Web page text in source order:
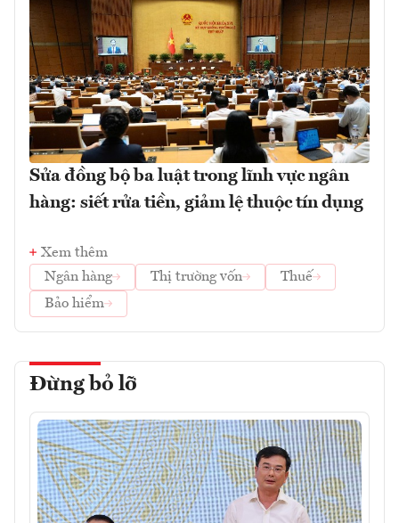
Sửa đồng bộ ba luật trong lĩnh vực ngân
hàng: siết rửa tiền, giảm lệ thuộc tín dụng
Xem thêm
Ngân hàng
Thị trường vốn
Thuế
Bảo hiểm
Đừng bỏ lỡ